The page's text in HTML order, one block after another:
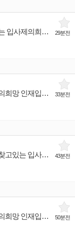
29분전
서울 중구 에서 뷰티/화장품류 일자리를 찾고있는 입사제의희망 인재입니다.
33분전
대구 전체 에서 의류 일자리를 찾고있는 입사제의희망 인재입니다.
43분전
서울 동대문구 에서 귀금속/장신구류 일자리를 찾고있는 입사제의희망 인재입니다.
50분전
대전 서구 에서 의류 일자리를 찾고있는 입사제의희망 인재입니다.